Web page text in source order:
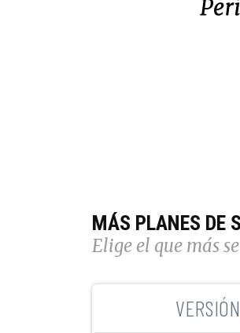
MÁS PLANES DE
Elige el que más